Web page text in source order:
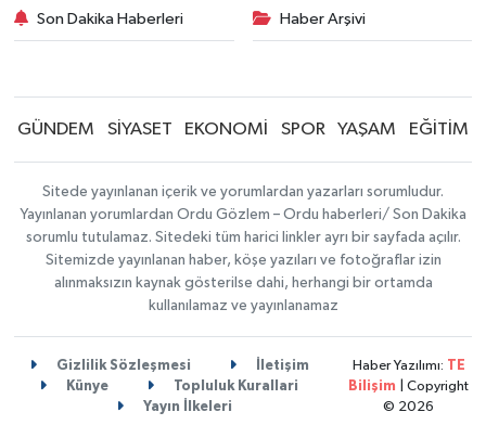
Son Dakika Haberleri Haber Arşivi
GÜNDEM SİYASET EKONOMİ SPOR YAŞAM EĞİTİM
Sitede yayınlanan içerik ve yorumlardan yazarları sorumludur.
Yayınlanan yorumlardan Ordu Gözlem – Ordu haberleri/ Son Dakika
sorumlu tutulamaz. Sitedeki tüm harici linkler ayrı bir sayfada açılır.
Sitemizde yayınlanan haber, köşe yazıları ve fotoğraflar izin
alınmaksızın kaynak gösterilse dahi, herhangi bir ortamda
kullanılamaz ve yayınlanamaz
Gizlilik Sözleşmesi
İletişim
Künye
Topluluk Kurallari
Yayın İlkeleri
Haber Yazılımı: TE
Bilişim | Copyright
© 2026